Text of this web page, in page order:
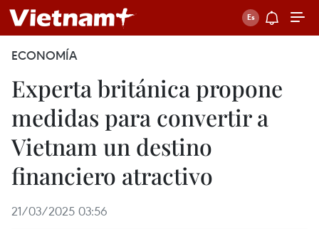
ECONOMÍA
Experta británica propone
medidas para convertir a
Vietnam un destino
financiero atractivo
21/03/2025 03:56